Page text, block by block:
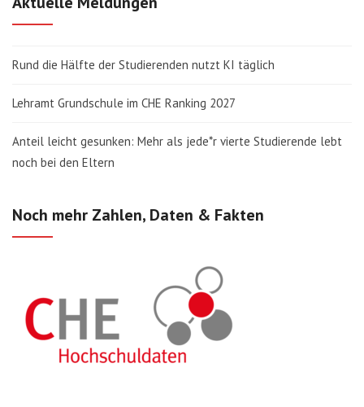
Rund die Hälfte der Studierenden nutzt KI täglich
Lehramt Grundschule im CHE Ranking 2027
Anteil leicht gesunken: Mehr als jede*r vierte Studierende lebt
noch bei den Eltern
Noch mehr Zahlen, Daten & Fakten